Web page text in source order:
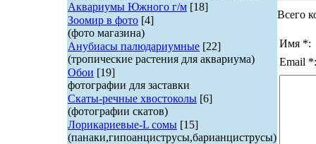
Аквариумы Южного г/м [18]
Зоомир в фото [4]
(фото магазина)
Анубиасы палюдариумные [22]
(тропические растения для аквариума)
Обои [19]
фотографии для заставки
Скаты-речные хвостоколы [6]
(фотографии скатов)
Лорикариевые-L сомы [15]
(панаки,гипоанциструсы,барианциструсы)
Всего
Имя *:
Email *: